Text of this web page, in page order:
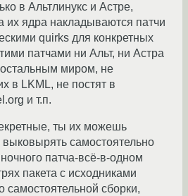
в Альтлинукс и Астре,
их ядра накладываются патчи
quirks для конкретных
патчами ни Альт, ни Астра
остальным миром, не
в LKML, не постят в
и т.п.
ты их можешь
самостоятельно
патча-всё-в-одном
пакета с исходниками
самостоятельной сборки,